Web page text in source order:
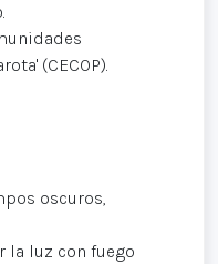
(CECOP).
oscuros,
la luz con fuego